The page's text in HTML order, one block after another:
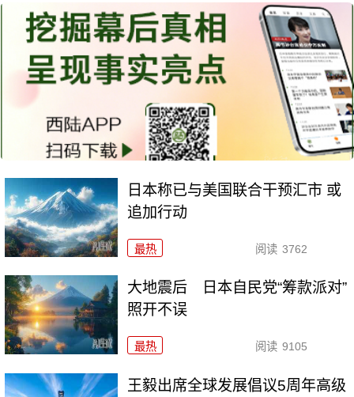
日本称已与美国联合干预汇市 或
追加行动
最热 阅读 3762
大地震后 日本自民党“筹款派对”
照开不误
最热 阅读 9105
王毅出席全球发展倡议5周年高级